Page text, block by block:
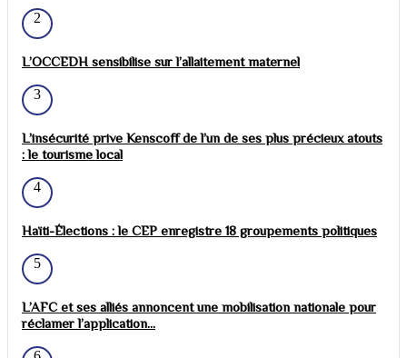
2
L’OCCEDH sensibilise sur l’allaitement maternel
3
L’insécurité prive Kenscoff de l’un de ses plus précieux atouts
: le tourisme local
4
Haïti-Élections : le CEP enregistre 18 groupements politiques
5
L’AFC et ses alliés annoncent une mobilisation nationale pour
réclamer l’application...